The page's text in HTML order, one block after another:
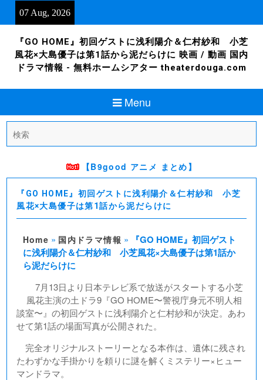
07 Aug, 2026
『GO HOME』初回ゲストに浅利陽介＆仁村紗和 小芝
風花×大島優子は第1話から泥だらけに 映画 / 動画 国内
ドラマ情報 - 無料ホームシアター theaterdouga.com
Menu
for:
【B9good アニメ まとめ】
『GO HOME』初回ゲストに浅利陽介＆仁村紗和 小芝
風花×大島優子は第1話から泥だらけに
Home » 国内ドラマ情報 »
『GO HOME』初回ゲスト
に浅利陽介＆仁村紗和 小芝風花×大島優子は第1話か
ら泥だらけに
7月13日より日本テレビ系で放送がスタートする小芝
風花主演の土ドラ9『GO HOME〜警視庁身元不明人相
談室〜』の初回ゲストに浅利陽介と仁村紗和が決定。あわ
せて第1話の場面写真が公開された。
完全オリジナルストーリーとなる本作は、遺体に残され
たわずかな手掛かりを頼りに謎を解くミステリー×ヒュー
マンドラマ。